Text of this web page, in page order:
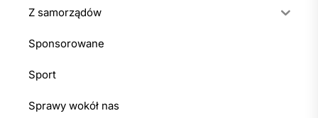
Z samorządów
Sponsorowane
Sport
Sprawy wokół nas